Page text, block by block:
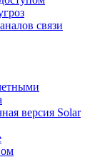
связи
версия Solar